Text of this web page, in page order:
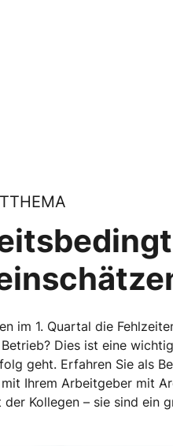
im 1. Quartal die
Dies ist eine
geht. Erfahren Sie als
Ihrem Arbeitgeber mit
Kollegen – sie sind ein